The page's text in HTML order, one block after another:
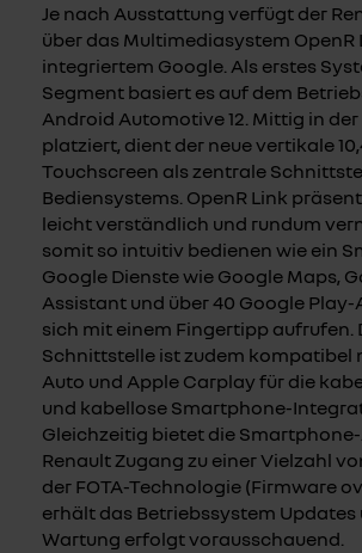
Je nach Ausstattung verfügt der
über das Multimediasystem OpenR
integriertem Google. Als erstes
Segment basiert es auf dem
Android Automotive 12. Mittig in
platziert, dient der neue vertikale
Touchscreen als zentrale
Bediensystems. OpenR Link
leicht verständlich und rundum
somit so intuitiv bedienen wie ein
Google Dienste wie Google Maps,
Assistant und über 40 Google Play-
sich mit einem Fingertipp aufrufen.
Schnittstelle ist zudem kompatibel
Auto und Apple Carplay für die
und kabellose Smartphone-
Gleichzeitig bietet die
Renault Zugang zu einer Vielzahl
der FOTA-Technologie (Firmware
erhält das Betriebssystem Updates
Wartung erfolgt vorausschauend.